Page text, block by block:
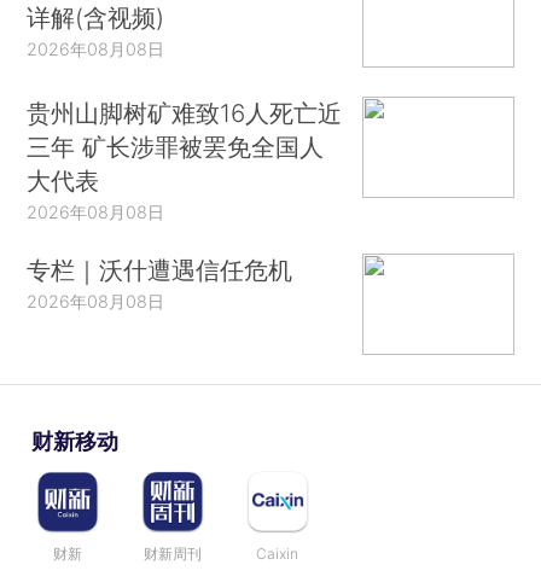
详解(含视频)
2026年08月08日
贵州山脚树矿难致16人死亡近
三年 矿长涉罪被罢免全国人
大代表
2026年08月08日
专栏｜沃什遭遇信任危机
2026年08月08日
财新移动
财新 财新周刊 Caixin